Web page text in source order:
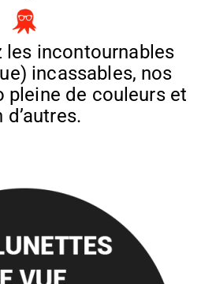
les incontournables
incassables, nos
pleine de couleurs et
d’autres.